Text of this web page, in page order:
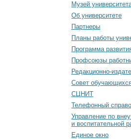
Музей
Об университете
Партнеры
Планы работы
Программа
Профсоюзы
Редакционно-
Cовет
СЦНИТ
Телефонный
Управление по
и воспитательной
Единое окно